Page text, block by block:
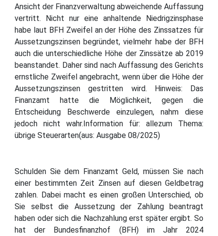
Ansicht der Finanzverwaltung abweichende Auffassung
vertritt. Nicht nur eine anhaltende Niedrigzinsphase
habe laut BFH Zweifel an der Höhe des Zinssatzes für
Aussetzungszinsen begründet, vielmehr habe der BFH
auch die unterschiedliche Höhe der Zinssätze ab 2019
beanstandet. Daher sind nach Auffassung des Gerichts
ernstliche Zweifel angebracht, wenn über die Höhe der
Aussetzungszinsen gestritten wird. Hinweis: Das
Finanzamt hatte die Möglichkeit, gegen die
Entscheidung Beschwerde einzulegen, nahm diese
jedoch nicht wahr.Information für: allezum Thema:
übrige Steuerarten(aus: Ausgabe 08/2025)
Schulden Sie dem Finanzamt Geld, müssen Sie nach
einer bestimmten Zeit Zinsen auf diesen Geldbetrag
zahlen. Dabei macht es einen großen Unterschied, ob
Sie selbst die Aussetzung der Zahlung beantragt
haben oder sich die Nachzahlung erst später ergibt. So
hat der Bundesfinanzhof (BFH) im Jahr 2024